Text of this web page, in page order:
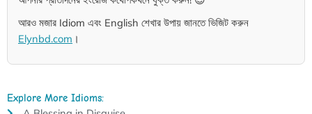
আরও মজার Idiom এবং English শেখার উপায় জানতে ভিজিট করুন
Elynbd.com ।
Explore More Idioms: